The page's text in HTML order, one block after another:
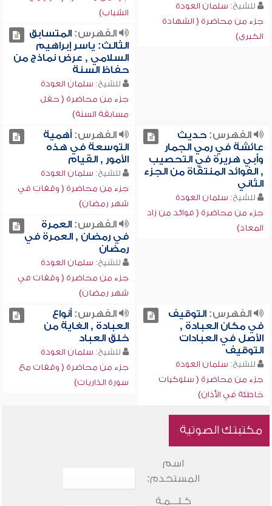
للشيخ: سلمان العودة
جزء من محاضرة ( الشهادة
الكبرى)
الشباب)
الفهرس:المتسابق
الثالث: ياسر إبراهيم
السلامي , عرض نماذج من
حفاظ السنة
للشيخ: سلمان العودة
جزء من محاضرة ( حفل
مسابقة السنة)
الفهرس:حديث
عائشة في رمي الجمار
وأبي هريرة في التحصيب
, الفوائد المنتقاة من الجزء
الثاني
للشيخ: سلمان العودة
جزء من محاضرة ( فوائد من زاد
المعاد)
الفهرس:أهمية
التوسعة في هذه
الأمور , القيام
للشيخ: سلمان العودة
جزء من محاضرة ( وقفات في
شهر رمضان)
الفهرس:العمرة
في رمضان , العمرة في
رمضان
للشيخ: سلمان العودة
جزء من محاضرة ( وقفات في
شهر رمضان)
الفهرس:التوقيف
في مكان العبادة ,
الأصل في العبادات
التوقيف
للشيخ: سلمان العودة
جزء من محاضرة ( سلوكيات
خاطئة في الأذان)
الفهرس:أنواع
العبادة , الغاية من
خلق العباد
للشيخ: سلمان العودة
جزء من محاضرة ( وقفات مع
سورة الذاريات)
مكتبتك الصوتية
اسم
المستخدم:
كـلـــمـة